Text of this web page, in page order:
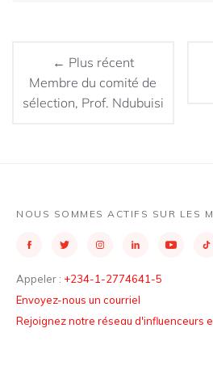
← Plus récent
Membre du comité de
sélection, Prof. Ndubuisi
NOUS SOMMES ACTIFS SUR LES
Appeler : +234-1-2774641-5
Envoyez-nous un courriel
Rejoignez notre réseau d'influenceurs